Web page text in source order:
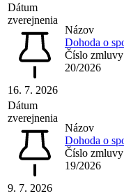
Dátum
zverejnenia
16. 7. 2026
Názov
Dohoda o
Číslo zmluvy
20/2026
Dátum
zverejnenia
9. 7. 2026
Názov
Dohoda o
Číslo zmluvy
19/2026